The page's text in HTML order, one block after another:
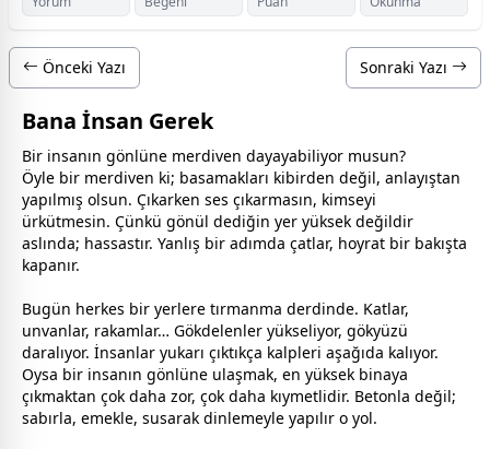
Önceki Yazı Sonraki Yazı
Bana İnsan Gerek
Bir insanın gönlüne merdiven dayayabiliyor musun?
Öyle bir merdiven ki; basamakları kibirden değil, anlayıştan
yapılmış olsun. Çıkarken ses çıkarmasın, kimseyi
ürkütmesin. Çünkü gönül dediğin yer yüksek değildir
aslında; hassastır. Yanlış bir adımda çatlar, hoyrat bir bakışta
kapanır.
Bugün herkes bir yerlere tırmanma derdinde. Katlar,
unvanlar, rakamlar… Gökdelenler yükseliyor, gökyüzü
daralıyor. İnsanlar yukarı çıktıkça kalpleri aşağıda kalıyor.
Oysa bir insanın gönlüne ulaşmak, en yüksek binaya
çıkmaktan çok daha zor, çok daha kıymetlidir. Betonla değil;
sabırla, emekle, susarak dinlemeyle yapılır o yol.